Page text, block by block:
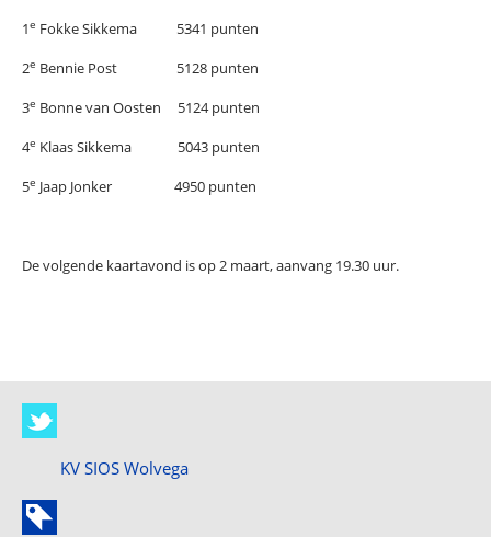
1e Fokke Sikkema 5341 punten
2e Bennie Post 5128 punten
3e Bonne van Oosten 5124 punten
4e Klaas Sikkema 5043 punten
5e Jaap Jonker 4950 punten
De volgende kaartavond is op 2 maart, aanvang 19.30 uur.
KV SIOS Wolvega